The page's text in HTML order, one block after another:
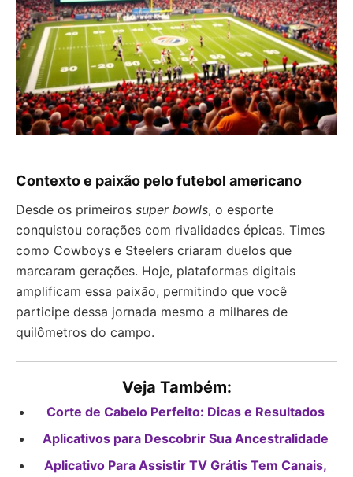
Contexto e paixão pelo futebol americano
Desde os primeiros super bowls, o esporte
conquistou corações com rivalidades épicas. Times
como Cowboys e Steelers criaram duelos que
marcaram gerações. Hoje, plataformas digitais
amplificam essa paixão, permitindo que você
participe dessa jornada mesmo a milhares de
quilômetros do campo.
Veja Também:
Corte de Cabelo Perfeito: Dicas e Resultados
Aplicativos para Descobrir Sua Ancestralidade
Aplicativo Para Assistir TV Grátis Tem Canais,